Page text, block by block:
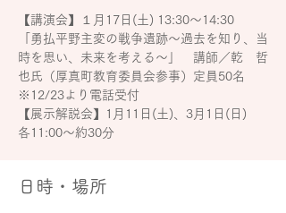
【講演会】１月17日(土) 13:30～14:30
「勇払平野主変の戦争遺跡～過去を知り、当
時を思い、未来を考える～」 講師／乾 哲
也氏（厚真町教育委員会参事）定員50名
※12/23より電話受付
【展示解説会】1月11日(土)、3月1日(日)
各11:00～約30分
日時・場所